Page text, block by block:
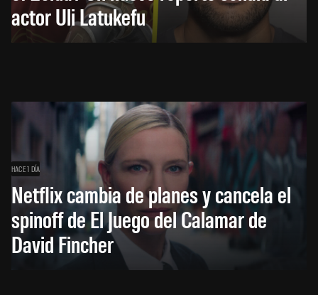
actor Uli Latukefu
HACE 1 DÍA
Netflix cambia de planes y cancela el
spinoff de El Juego del Calamar de
David Fincher